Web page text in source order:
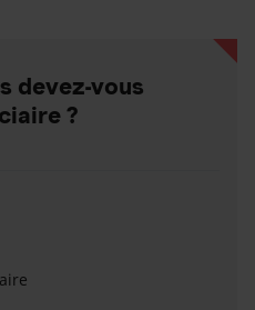
devez-vous
?